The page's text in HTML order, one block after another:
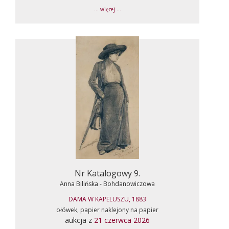
... więcej ...
Nr Katalogowy 9.
Anna Bilińska - Bohdanowiczowa
DAMA W KAPELUSZU, 1883
ołówek, papier naklejony na papier
aukcja z 21 czerwca 2026